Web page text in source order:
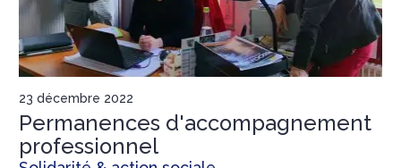
23 décembre 2022
Permanences d'accompagnement
professionnel